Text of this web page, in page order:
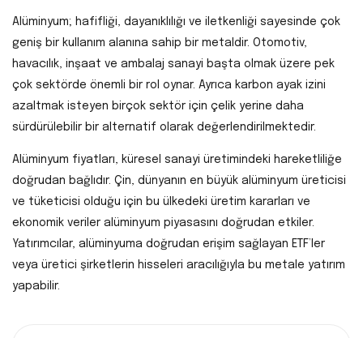
Alüminyum; hafifliği, dayanıklılığı ve iletkenliği sayesinde çok
geniş bir kullanım alanına sahip bir metaldir. Otomotiv,
havacılık, inşaat ve ambalaj sanayi başta olmak üzere pek
çok sektörde önemli bir rol oynar. Ayrıca karbon ayak izini
azaltmak isteyen birçok sektör için çelik yerine daha
sürdürülebilir bir alternatif olarak değerlendirilmektedir.
Alüminyum fiyatları, küresel sanayi üretimindeki hareketliliğe
doğrudan bağlıdır. Çin, dünyanın en büyük alüminyum üreticisi
ve tüketicisi olduğu için bu ülkedeki üretim kararları ve
ekonomik veriler alüminyum piyasasını doğrudan etkiler.
Yatırımcılar, alüminyuma doğrudan erişim sağlayan ETF’ler
veya üretici şirketlerin hisseleri aracılığıyla bu metale yatırım
yapabilir.